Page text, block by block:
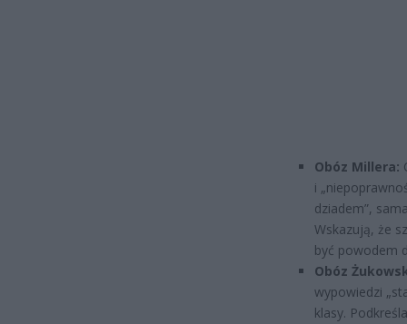
Obóz Millera:
i
dziadem”,
Wskazują, że
być powodem
Obóz
wypowiedzi
klasy.